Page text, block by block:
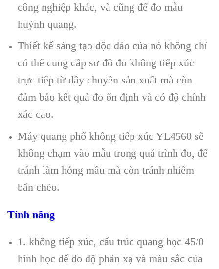
công nghiệp khác, và cũng để đo mẫu
huỳnh quang.
Thiết kế sáng tạo độc đáo của nó không chỉ
có thể cung cấp sơ đồ đo không tiếp xúc
trực tiếp từ dây chuyền sản xuất mà còn
đảm bảo kết quả đo ổn định và có độ chính
xác cao.
Máy quang phổ không tiếp xúc YL4560 sẽ
không chạm vào mẫu trong quá trình đo, để
tránh làm hỏng mẫu mà còn tránh nhiễm
bẩn chéo.
Tính năng
1. không tiếp xúc, cấu trúc quang học 45/0
hình học để đo độ phản xạ và màu sắc của